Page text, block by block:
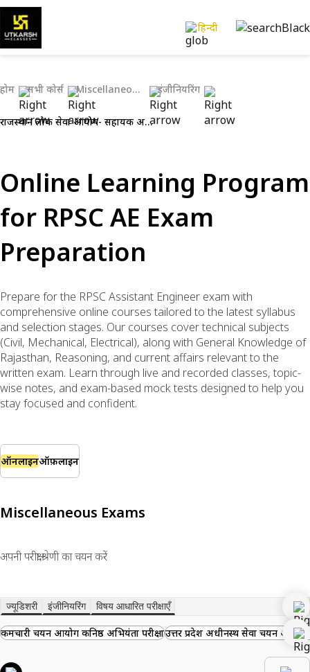
हिन्दी
होम सभी कोर्स Miscellaneous Exams इंजीनियरिंग
राजस्थान लोक सेवा आयोग- सहायक अभियंता
Online Learning Program
for RPSC AE Exam
Preparation
Prepare for the RPSC Assistant Engineer exam with
comprehensive online courses tailored to the latest syllabus
and selection stages. Our courses cover technical subjects
(Civil, Mechanical, Electrical), along with General Knowledge of
Rajasthan, Reasoning, and current affairs relevant to the
written exam. Learn through live and recorded classes, topic-
wise notes, and exam-based mock tests designed to help you
stay focused and confident.
Miscellaneous Exams
अपनी परीक्षा श्रेणी का चयन करें
ऑनलाइनऑफ़लाइन
ज्यूडिशरी इंजीनियरिंग विषय आधारित परीक्षाएँ
कर्मचारी चयन आयोग कनिष्ठ अभियंता परीक्षाउत्तर प्रदेश अधीनस्थ सेवा चयन आयोग-